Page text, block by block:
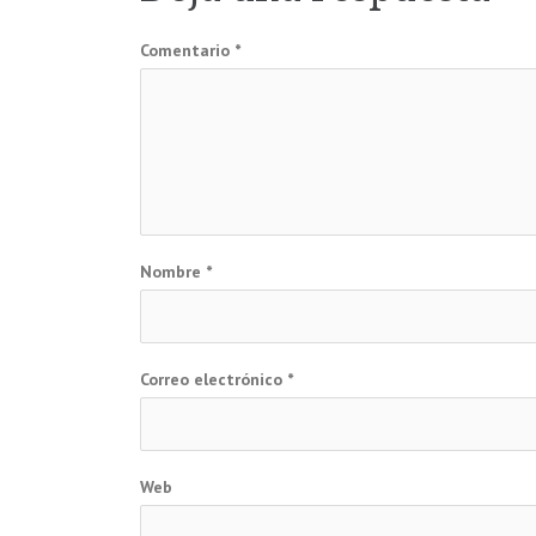
Comentario *
Nombre *
Correo electrónico *
Web